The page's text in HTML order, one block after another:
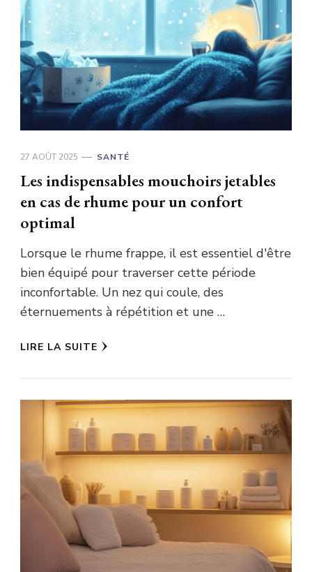
27 AOÛT 2025 SANTÉ
Les indispensables mouchoirs jetables
en cas de rhume pour un confort
optimal
Lorsque le rhume frappe, il est essentiel d'être
bien équipé pour traverser cette période
inconfortable. Un nez qui coule, des
éternuements à répétition et une …
LIRE LA SUITE